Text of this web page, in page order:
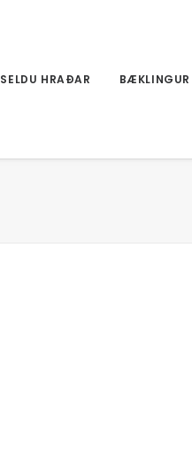
SELDU HRAÐAR BÆKLINGUR